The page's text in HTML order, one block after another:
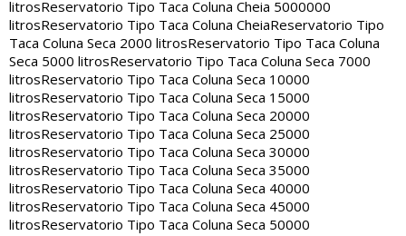
litrosReservatorio Tipo Taca Coluna Cheia 5000000
litrosReservatorio Tipo Taca Coluna CheiaReservatorio Tipo
Taca Coluna Seca 2000 litrosReservatorio Tipo Taca Coluna
Seca 5000 litrosReservatorio Tipo Taca Coluna Seca 7000
litrosReservatorio Tipo Taca Coluna Seca 10000
litrosReservatorio Tipo Taca Coluna Seca 15000
litrosReservatorio Tipo Taca Coluna Seca 20000
litrosReservatorio Tipo Taca Coluna Seca 25000
litrosReservatorio Tipo Taca Coluna Seca 30000
litrosReservatorio Tipo Taca Coluna Seca 35000
litrosReservatorio Tipo Taca Coluna Seca 40000
litrosReservatorio Tipo Taca Coluna Seca 45000
litrosReservatorio Tipo Taca Coluna Seca 50000